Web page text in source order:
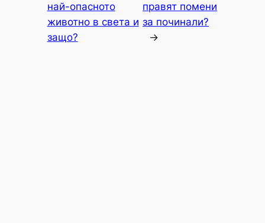
най-опасното
животно в света и
защо?
правят помени
за починали?
→